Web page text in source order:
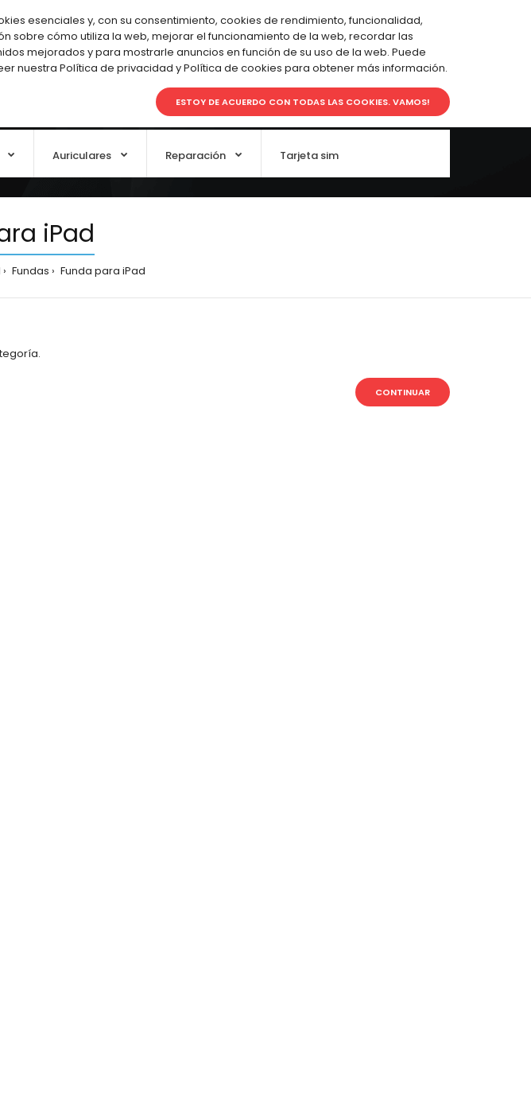
esenciales y, con su consentimiento, cookies de rendimiento, funcionalidad,
sobre cómo utiliza la web, mejorar el funcionamiento de la web, recordar las
mejorados y para mostrarle anuncios en función de su uso de la web. Puede
nuestra Política de privacidad y Política de cookies para obtener más información.
ESTOY DE ACUERDO CON TODAS LAS COOKIES. VAMOS!
Cuenta Favoritos (0) Carro de Compras
0 0.00€
Auriculares Reparación Tarjeta sim
iPad
Fundas Funda para iPad
CONTINUAR